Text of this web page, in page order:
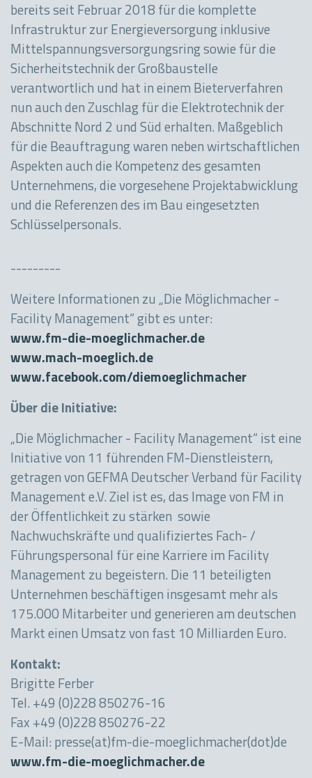
bereits seit Februar 2018 für die komplette
Infrastruktur zur Energieversorgung inklusive
Mittelspannungsversorgungsring sowie für die
Sicherheitstechnik der Großbaustelle
verantwortlich und hat in einem Bieterverfahren
nun auch den Zuschlag für die Elektrotechnik der
Abschnitte Nord 2 und Süd erhalten. Maßgeblich
für die Beauftragung waren neben wirtschaftlichen
Aspekten auch die Kompetenz des gesamten
Unternehmens, die vorgesehene Projektabwicklung
und die Referenzen des im Bau eingesetzten
Schlüsselpersonals.
---------
Weitere Informationen zu „Die Möglichmacher -
Facility Management“ gibt es unter:
www.fm-die-moeglichmacher.de
www.mach-moeglich.de
www.facebook.com/diemoeglichmacher
Über die Initiative:
„Die Möglichmacher - Facility Management“ ist eine
Initiative von 11 führenden FM-Dienstleistern,
getragen von GEFMA Deutscher Verband für Facility
Management e.V. Ziel ist es, das Image von FM in
der Öffentlichkeit zu stärken sowie
Nachwuchskräfte und qualifiziertes Fach- /
Führungspersonal für eine Karriere im Facility
Management zu begeistern. Die 11 beteiligten
Unternehmen beschäftigen insgesamt mehr als
175.000 Mitarbeiter und generieren am deutschen
Markt einen Umsatz von fast 10 Milliarden Euro.
Kontakt:
Brigitte Ferber
Tel. +49 (0)228 850276-16
Fax +49 (0)228 850276-22
E-Mail: presse(at)fm-die-moeglichmacher(dot)de
www.fm-die-moeglichmacher.de